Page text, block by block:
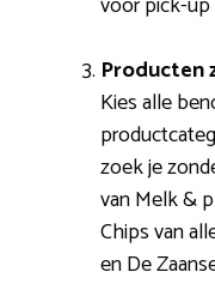
Producten
Kies alle
zoek je
van Melk &
Chips van
en De